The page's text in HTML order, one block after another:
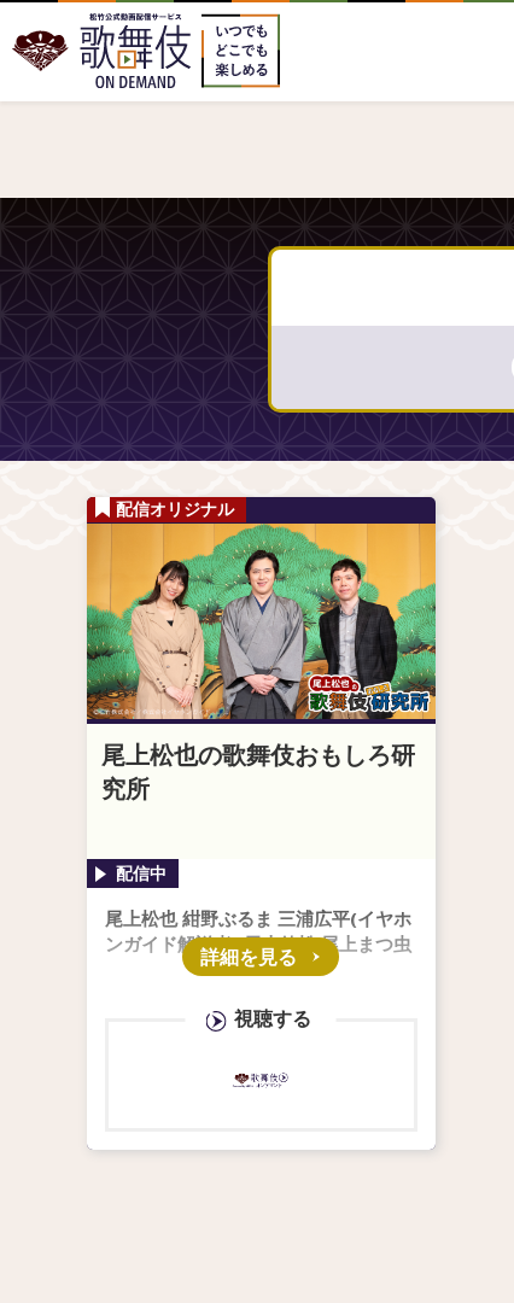
配信オリジナル
尾上松也の歌舞伎おもしろ研
究所
尾上松也 紺野ぶるま 三浦広平(イヤホ
ンガイド解説者) 尾上徳松 尾上まつ虫
詳細を見る
視聴する